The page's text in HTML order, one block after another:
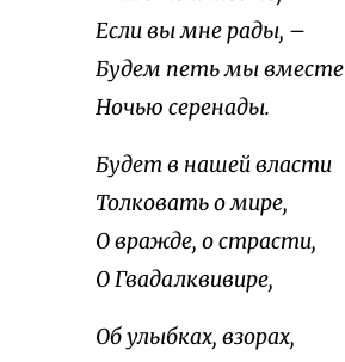
Если вы мне рады, –
Будем петь мы вместе
Ночью серенады.
Будет в нашей власти
Толковать о мире,
О вражде, о страсти,
О Гвадалквивире,
Об улыбках, взорах,